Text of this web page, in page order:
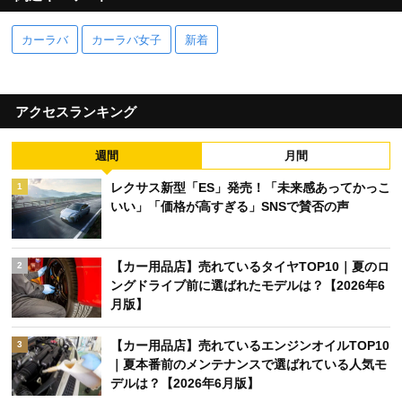
カーラバ カーラバ女子 新着
アクセスランキング
週間 月間
1
レクサス新型「ES」発売！「未来感あってかっこ
いい」「価格が高すぎる」SNSで賛否の声
2
【カー用品店】売れているタイヤTOP10｜夏のロ
ングドライブ前に選ばれたモデルは？【2026年6
月版】
3
【カー用品店】売れているエンジンオイルTOP10
｜夏本番前のメンテナンスで選ばれている人気モ
デルは？【2026年6月版】